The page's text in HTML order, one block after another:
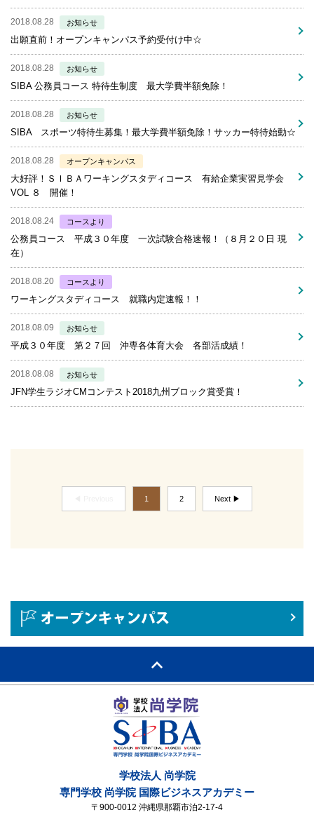
2018.08.28 お知らせ
出願直前！オープンキャンパス予約受付け中☆
2018.08.28 お知らせ
SIBA 公務員コース 特待生制度 最大学費半額免除！
2018.08.28 お知らせ
SIBA スポーツ特待生募集！最大学費半額免除！サッカー特待始動☆
2018.08.28 オープンキャンパス
大好評！ＳＩＢＡワーキングスタディコース 有給企業実習見学会
VOL ８ 開催！
2018.08.24 コースより
公務員コース 平成３０年度 一次試験合格速報！（８月２０日 現
在）
2018.08.20 コースより
ワーキングスタディコース 就職内定速報！！
2018.08.09 お知らせ
平成３０年度 第２７回 沖専各体育大会 各部活成績！
2018.08.08 お知らせ
JFN学生ラジオCMコンテスト2018九州ブロック賞受賞！
1 2 Next ▶
学校法人 尚学院
専門学校 尚学院 国際ビジネスアカデミー
〒900-0012 沖縄県那覇市泊2-17-4